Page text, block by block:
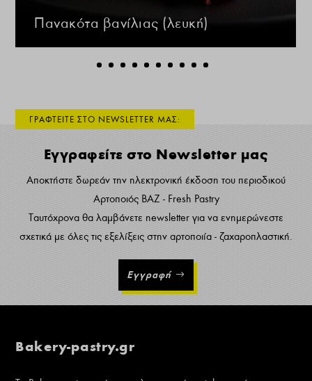
Πανακότα βανίλιας (λευκή)
ΓΡΑΦΤΕΙΤΕ ΣΤΟ NEWSLETTER ΜΑΣ:
Εγγραφείτε στο Newsletter μας
Αποκτήστε δωρεάν την ηλεκτρονική έκδοση του περιοδικού
Αρτοποιός ΒΑΖ - Fresh Pastry
Ταυτόχρονα θα λαμβάνετε newsletter για να ενημερώνεστε
σχετικά με όλες τις εξελίξεις στην αρτοποιία - ζαχαροπλαστική.
Εγγραφή
Bakery-pastry.gr